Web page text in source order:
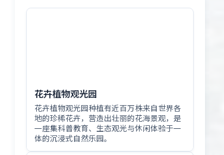
花卉植物观光园
花卉植物观光园种植有近百万株来自世界各
地的珍稀花卉，营造出壮丽的花海景观，是
一座集科普教育、生态观光与休闲体验于一
体的沉浸式自然乐园。